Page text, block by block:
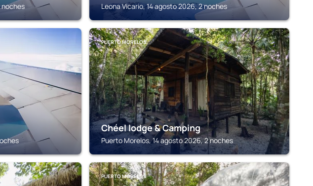
noches Leona Vicario, 14 agosto 2026, 2 noches
PUERTO MORELOS
Chéel lodge & Camping
Puerto Morelos, 14 agosto 2026, 2 noches
PUERTO MORELOS